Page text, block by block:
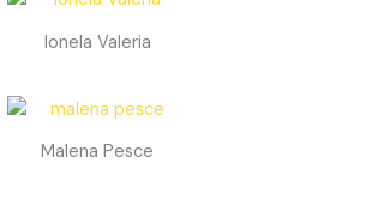
Ionela Valeria
Malena Pesce